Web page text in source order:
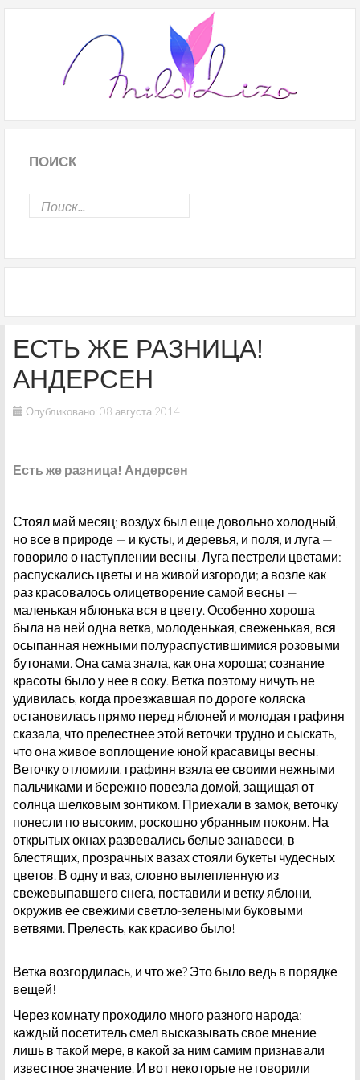
ПОИСК
ЕСТЬ ЖЕ РАЗНИЦА!
АНДЕРСЕН
Опубликовано: 08 августа 2014
Есть же разница! Андерсен
Стоял май месяц; воздух был еще довольно холодный,
но все в природе — и кусты, и деревья, и поля, и луга —
говорило о наступлении весны. Луга пестрели цветами:
распускались цветы и на живой изгороди; а возле как
раз красовалось олицетворение самой весны —
маленькая яблонька вся в цвету. Особенно хороша
была на ней одна ветка, молоденькая, свеженькая, вся
осыпанная нежными полураспустившимися розовыми
бутонами. Она сама знала, как она хороша; сознание
красоты было у нее в соку. Ветка поэтому ничуть не
удивилась, когда проезжавшая по дороге коляска
остановилась прямо перед яблоней и молодая графиня
сказала, что прелестнее этой веточки трудно и сыскать,
что она живое воплощение юной красавицы весны.
Веточку отломили, графиня взяла ее своими нежными
пальчиками и бережно повезла домой, защищая от
солнца шелковым зонтиком. Приехали в замок, веточку
понесли по высоким, роскошно убранным покоям. На
открытых окнах развевались белые занавеси, в
блестящих, прозрачных вазах стояли букеты чудесных
цветов. В одну и ваз, словно вылепленную из
свежевыпавшего снега, поставили и ветку яблони,
окружив ее свежими светло-зелеными буковыми
ветвями. Прелесть, как красиво было!
Ветка возгордилась, и что же? Это было ведь в порядке
вещей!
Через комнату проходило много разного народа;
каждый посетитель смел высказывать свое мнение
лишь в такой мере, в какой за ним самим признавали
известное значение. И вот некоторые не говорили